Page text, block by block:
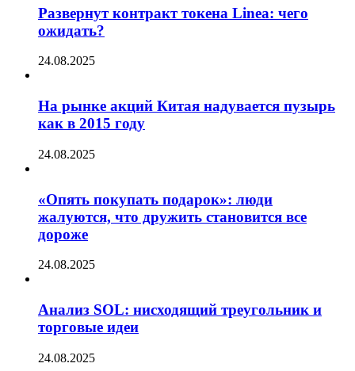
Развернут контракт токена Linea: чего
ожидать?
24.08.2025
На рынке акций Китая надувается пузырь
как в 2015 году
24.08.2025
«Опять покупать подарок»: люди
жалуются, что дружить становится все
дороже
24.08.2025
Анализ SOL: нисходящий треугольник и
торговые идеи
24.08.2025